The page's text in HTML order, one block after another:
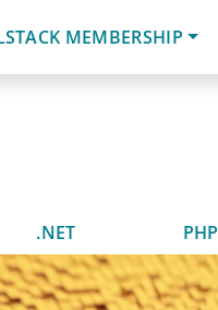
MEMBERSHIP
.NET PHP